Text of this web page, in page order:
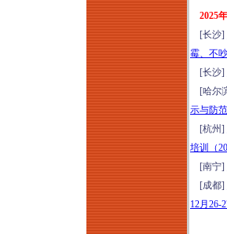
做法和经验（2026年
8月14-15日郑州）
新清单计价标准与施
工合同司法解释
（二）（征求意见
稿）深度解读暨建设
工程合同风险点、结
算、索赔、审计、财
评及司法鉴定审理实
务专题培训（2026年
8月14日哈尔滨）
2026小体量商业运营
2025
[长沙]
霉、不
[长沙]
[哈尔
示与防
[杭州]
培训（
[南宁]
[成都]
12月26-